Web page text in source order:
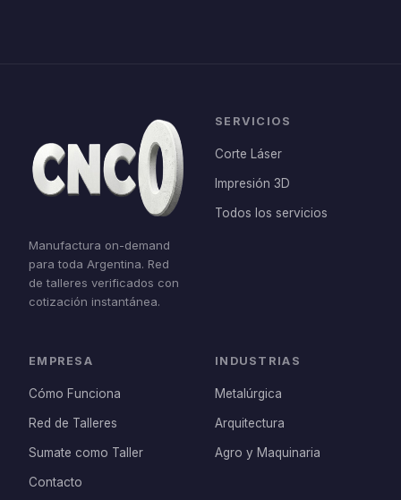
Manufactura on-demand
para toda Argentina. Red
de talleres verificados con
cotización instantánea.
SERVICIOS
Corte Láser
Impresión 3D
Todos los servicios
EMPRESA
Cómo Funciona
Red de Talleres
Sumate como Taller
Contacto
INDUSTRIAS
Metalúrgica
Arquitectura
Agro y Maquinaria